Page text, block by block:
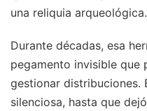
una reliquia arqueológica.
Durante décadas, esa
pegamento invisible que
gestionar distribuciones.
silenciosa, hasta que